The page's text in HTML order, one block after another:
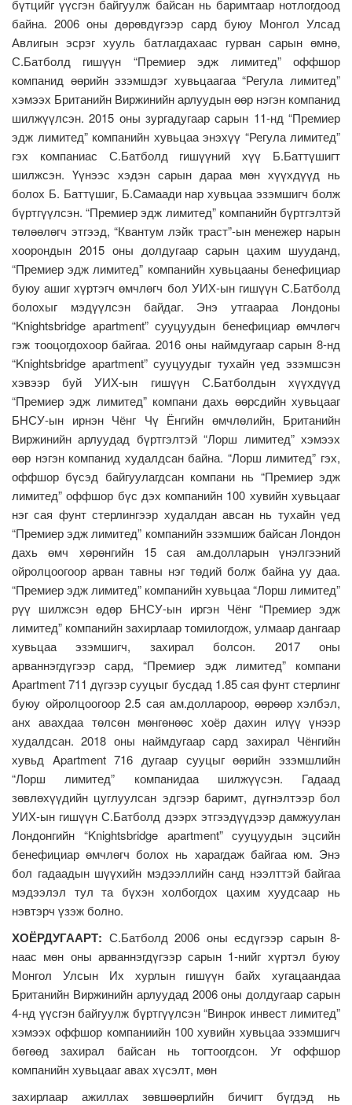
бүтцийг үүсгэн байгуулж байсан нь баримтаар нотлогдоод
байна. 2006 оны дөрөвдүгээр сард буюу Монгол Улсад
Авлигын эсрэг хууль батлагдахаас гурван сарын өмнө,
С.Батболд гишүүн “Премиер эдж лимитед” оффшор
компанид өөрийн эзэмшдэг хувьцаагаа “Регула лимитед”
хэмээх Британийн Виржинийн арлуудын өөр нэгэн компанид
шилжүүлсэн. 2015 оны зургадугаар сарын 11-нд “Премиер
эдж лимитед” компанийн хувьцаа энэхүү “Регула лимитед”
гэх компаниас С.Батболд гишүүний хүү Б.Баттүшигт
шилжсэн. Үүнээс хэдэн сарын дараа мөн хүүхдүүд нь
болох Б. Баттүшиг, Б.Самаади нар хувьцаа эзэмшигч болж
бүртгүүлсэн. “Премиер эдж лимитед” компанийн бүртгэлтэй
төлөөлөгч этгээд, “Квантум лэйк траст”-ын менежер нарын
хоорондын 2015 оны долдугаар сарын цахим шууданд,
“Премиер эдж лимитед” компанийн хувьцааны бенефициар
буюу ашиг хүртэгч өмчлөгч бол УИХ-ын гишүүн С.Батболд
болохыг мэдүүлсэн байдаг. Энэ утгаараа Лондоны
“Knightsbridge apartment” сууцуудын бенефициар өмчлөгч
гэж тооцогдохоор байгаа. 2016 оны наймдугаар сарын 8-нд
“Knightsbridge apartment” сууцуудыг тухайн үед эзэмшсэн
хэвээр буй УИХ-ын гишүүн С.Батболдын хүүхдүүд
“Премиер эдж лимитед” компани дахь өөрсдийн хувьцааг
БНСУ-ын ирнэн Чёнг Чү Ёнгийн өмчлөлийн, Британийн
Виржинийн арлуудад бүртгэлтэй “Лорш лимитед” хэмээх
өөр нэгэн компанид худалдсан байна. “Лорш лимитед” гэх,
оффшор бүсэд байгуулагдсан компани нь “Премиер эдж
лимитед” оффшор бүс дэх компанийн 100 хувийн хувьцааг
нэг сая фунт стерлингээр худалдан авсан нь тухайн үед
“Премиер эдж лимитед” компанийн эзэмшиж байсан Лондон
дахь өмч хөрөнгийн 15 сая ам.долларын үнэлгээний
ойролцоогоор арван тавны нэг төдий болж байна уу даа.
“Премиер эдж лимитед” компанийн хувьцаа “Лорш лимитед”
рүү шилжсэн өдөр БНСУ-ын иргэн Чёнг “Премиер эдж
лимитед” компанийн захирлаар томилогдож, улмаар дангаар
хувьцаа эзэмшигч, захирал болсон. 2017 оны
арваннэгдүгээр сард, “Премиер эдж лимитед” компани
Apartment 711 дүгээр сууцыг бусдад 1.85 сая фунт стерлинг
буюу ойролцоогоор 2.5 сая ам.доллароор, өөрөөр хэлбэл,
анх авахдаа төлсөн мөнгөнөөс хоёр дахин илүү үнээр
худалдсан. 2018 оны наймдугаар сард захирал Чёнгийн
хувьд Apartment 716 дугаар сууцыг өөрийн эзэмшлийн
“Лорш лимитед” компанидаа шилжүүсэн. Гадаад
зөвлөхүүдийн цуглуулсан эдгээр баримт, дүгнэлтээр бол
УИХ-ын гишүүн С.Батболд дээрх этгээдүүдээр дамжуулан
Лондонгийн “Knightsbridge apartment” сууцуудын эцсийн
бенефициар өмчлөгч болох нь харагдаж байгаа юм. Энэ
бол гадаадын шүүхийн мэдээллийн санд нээлттэй байгаа
мэдээлэл тул та бүхэн холбогдох цахим хуудсаар нь
нэвтэрч үзэж болно.
ХОЁРДУГААРТ: С.Батболд 2006 оны есдүгээр сарын 8-
наас мөн оны арваннэгдүгээр сарын 1-нийг хүртэл буюу
Монгол Улсын Их хурлын гишүүн байх хугацаандаа
Британийн Виржинийн арлуудад 2006 оны долдугаар сарын
4-нд үүсгэн байгуулж бүртгүүлсэн “Винрок инвест лимитед”
хэмээх оффшор компаниийн 100 хувийн хувьцаа эзэмшигч
бөгөөд захирал байсан нь тогтоогдсон. Уг оффшор
компанийн хувьцааг авах хүсэлт, мөн
захирлаар ажиллах зөвшөөрлийн бичигт бүгдэд нь